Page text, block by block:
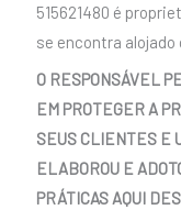
515621480 é
se encontra alojado
O RESPONSÁVEL
EM PROTEGER A
SEUS CLIENTES E
ELABOROU E
PRÁTICAS AQUI